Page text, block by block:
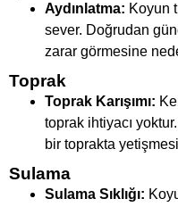
Aydınlatma: Koyun
sever. Doğrudan
zarar görmesine
Toprak
Toprak Karışımı:
toprak ihtiyacı yoktur.
bir toprakta
Sulama
Sulama Sıklığı: